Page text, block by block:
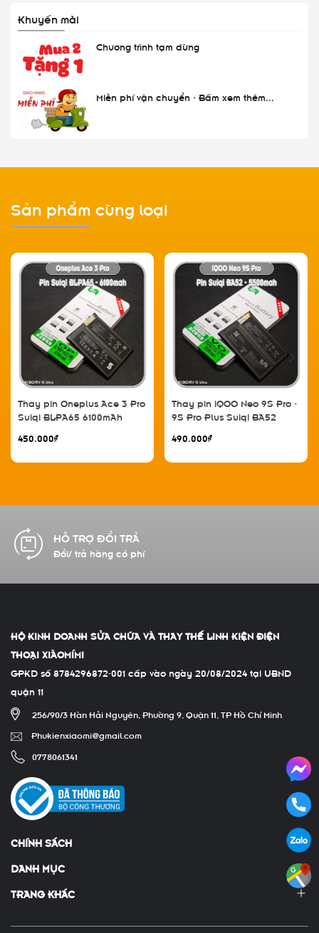
Khuyến mãi
Chương trình tạm dừng
Miễn phí vận chuyển - Bấm xem thêm...
Sản phẩm cùng loại
Thay pin Oneplus Ace 3 Pro
Suiqi BLPA65 6100mAh
450.000₫
Thay pin iQOO Neo 9S Pro -
9S Pro Plus Suiqi BA52
490.000₫
HỖ TRỢ ĐỔI TRẢ
Đổi/ trả hàng có phí
HỘ KINH DOANH SỬA CHỮA VÀ THAY THẾ LINH KIỆN ĐIỆN
THOẠI XIÀOMÍMI
GPKD số 8784296872-001 cấp vào ngày 20/08/2024 tại UBND
quận 11
256/90/3 Hàn Hải Nguyên, Phường 9, Quận 11, TP Hồ Chí Minh
Phukienxiaomi@gmail.com
0778061341
CHÍNH SÁCH
DANH MỤC
TRANG KHÁC